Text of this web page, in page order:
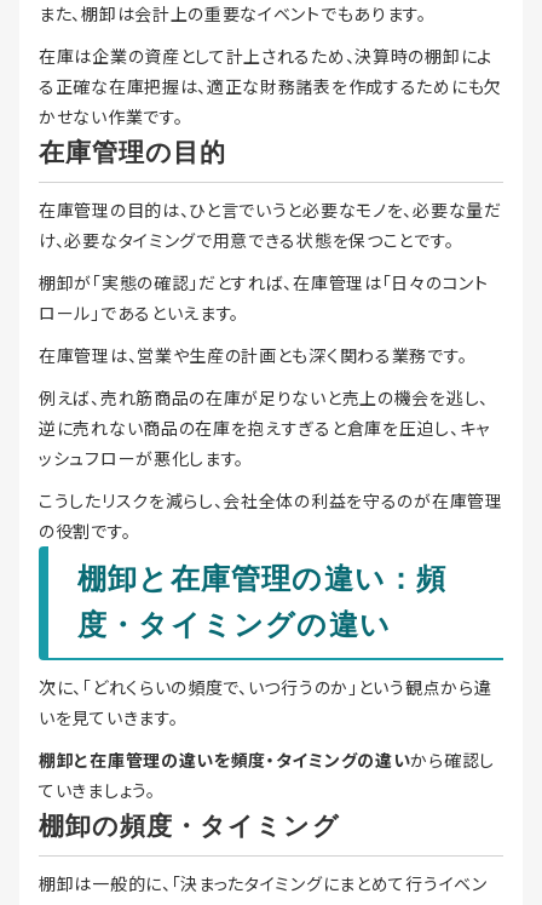
また、棚卸は会計上の重要なイベントでもあります。
在庫は企業の資産として計上されるため、決算時の棚卸によ
る正確な在庫把握は、適正な財務諸表を作成するためにも欠
かせない作業です。
在庫管理の目的
在庫管理の目的は、ひと言でいうと必要なモノを、必要な量だ
け、必要なタイミングで用意できる状態を保つことです。
棚卸が「実態の確認」だとすれば、在庫管理は「日々のコント
ロール」であるといえます。
在庫管理は、営業や生産の計画とも深く関わる業務です。
例えば、売れ筋商品の在庫が足りないと売上の機会を逃し、
逆に売れない商品の在庫を抱えすぎると倉庫を圧迫し、キャ
ッシュフローが悪化します。
こうしたリスクを減らし、会社全体の利益を守るのが在庫管理
の役割です。
棚卸と在庫管理の違い：頻
度・タイミングの違い
次に、「どれくらいの頻度で、いつ行うのか」という観点から違
いを見ていきます。
棚卸と在庫管理の違いを頻度・タイミングの違いから確認し
ていきましょう。
棚卸の頻度・タイミング
棚卸は一般的に、「決まったタイミングにまとめて行うイベン